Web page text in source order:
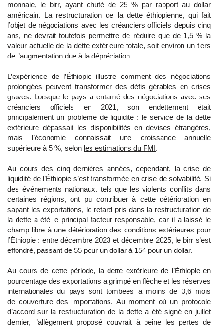
monnaie, le birr, ayant chuté de 25 % par rapport au dollar
américain. La restructuration de la dette éthiopienne, qui fait
l’objet de négociations avec les créanciers officiels depuis cinq
ans, ne devrait toutefois permettre de réduire que de 1,5 % la
valeur actuelle de la dette extérieure totale, soit environ un tiers
de l’augmentation due à la dépréciation.
L’expérience de l’Éthiopie illustre comment des négociations
prolongées peuvent transformer des défis gérables en crises
graves. Lorsque le pays a entamé des négociations avec ses
créanciers officiels en 2021, son endettement était
principalement un problème de liquidité : le service de la dette
extérieure dépassait les disponibilités en devises étrangères,
mais l’économie connaissait une croissance annuelle
supérieure à 5 %, selon les estimations du FMI.
Au cours des cinq dernières années, cependant, la crise de
liquidité de l’Éthiopie s’est transformée en crise de solvabilité. Si
des événements nationaux, tels que les violents conflits dans
certaines régions, ont pu contribuer à cette détérioration en
sapant les exportations, le retard pris dans la restructuration de
la dette a été le principal facteur responsable, car il a laissé le
champ libre à une détérioration des conditions extérieures pour
l’Éthiopie : entre décembre 2023 et décembre 2025, le birr s’est
effondré, passant de 55 pour un dollar à 154 pour un dollar.
Au cours de cette période, la dette extérieure de l’Éthiopie en
pourcentage des exportations a grimpé en flèche et les réserves
internationales du pays sont tombées à moins de 0,6 mois
de couverture des importations. Au moment où un protocole
d’accord sur la restructuration de la dette a été signé en juillet
dernier, l’allègement proposé couvrait à peine les pertes de